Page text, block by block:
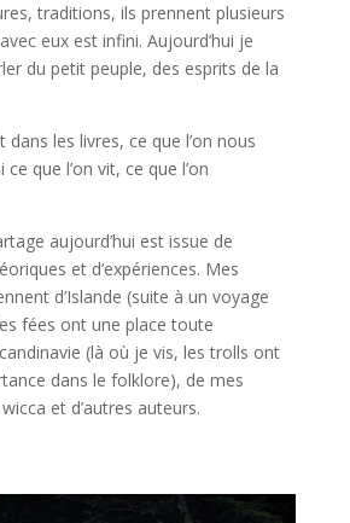
traditions, ils prennent plusieurs
eux est infini. Aujourd’hui je
du petit peuple, des esprits de la
dans les livres, ce que l’on nous
que l’on vit, ce que l’on
aujourd’hui est issue de
et d’expériences. Mes
d’Islande (suite à un voyage
fées ont une place toute
(là où je vis, les trolls ont
dans le folklore), de mes
et d’autres auteurs.